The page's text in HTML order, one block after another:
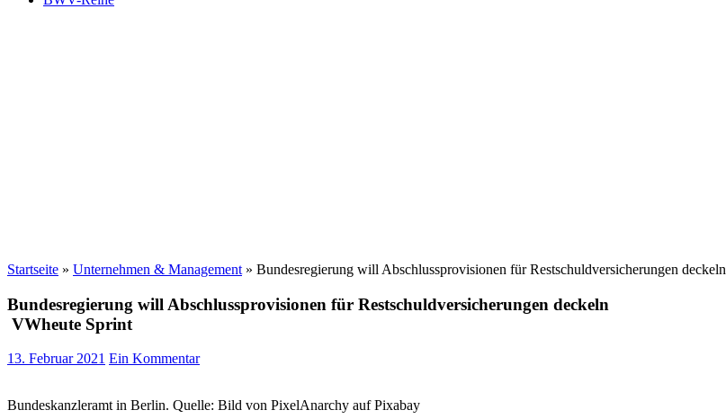
Startseite » Unternehmen & Management » Bundesregierung will Abschlussprovisionen für Restschuldversicherungen deckeln
Bundesregierung will Abschlussprovisionen für Restschuldversicherungen deckeln
VWheute Sprint
13. Februar 2021 Ein Kommentar
Bundeskanzleramt in Berlin. Quelle: Bild von PixelAnarchy auf Pixabay